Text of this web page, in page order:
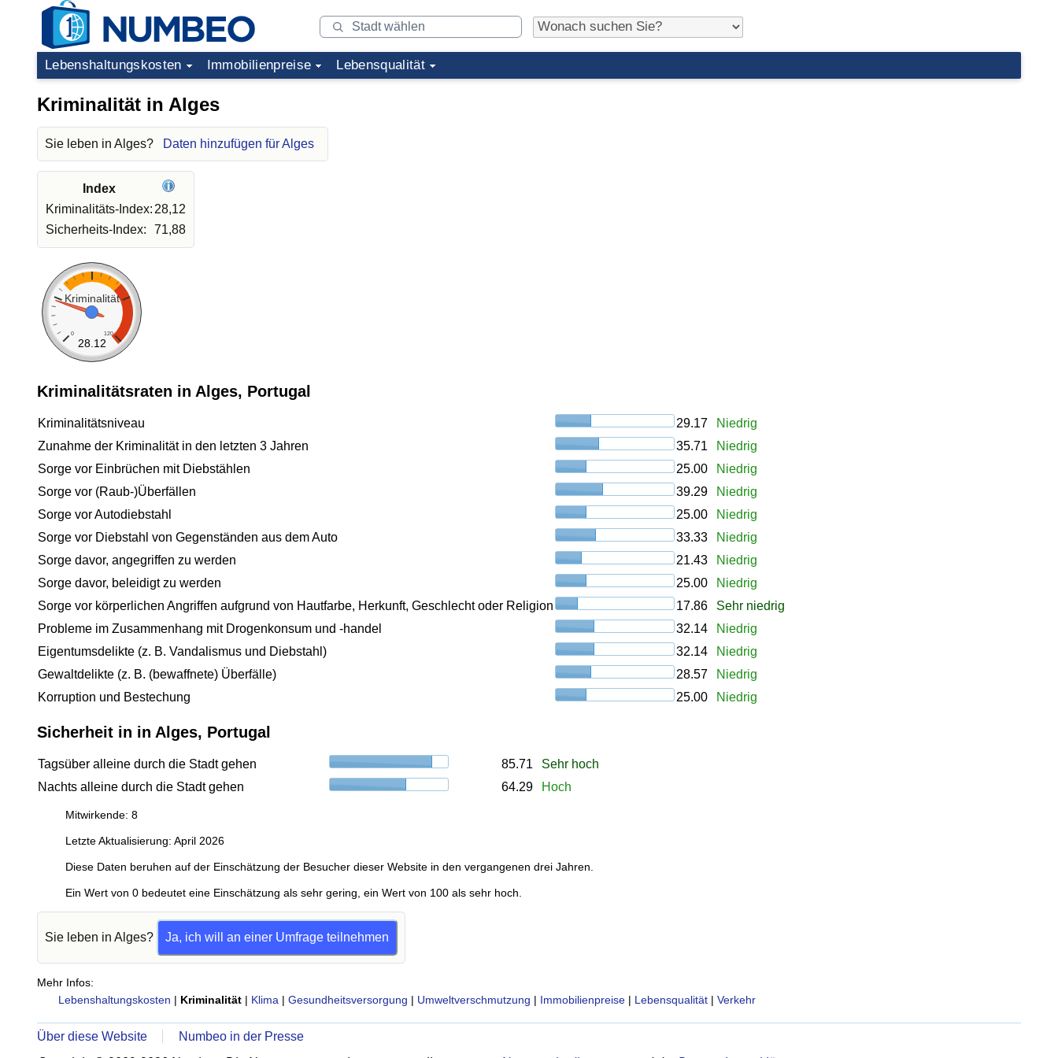
Lebenshaltungskosten Immobilienpreise Lebensqualität
Kriminalität in Alges
Sie leben in Alges? Daten hinzufügen für Alges
Index
Kriminalitäts-Index: 28,12
Sicherheits-Index:
71,88
Kriminalität
0 120
28.12
Kriminalitätsraten in Alges, Portugal
Kriminalitätsniveau 29.17
Niedrig
Zunahme der Kriminalität in den letzten 3 Jahren
35.71
Niedrig
Sorge vor Einbrüchen mit Diebstählen
25.00
Niedrig
Sorge vor (Raub-)Überfällen
39.29
Niedrig
Sorge vor Autodiebstahl
25.00
Niedrig
Sorge vor Diebstahl von Gegenständen aus dem Auto
33.33
Niedrig
Sorge davor, angegriffen zu werden
21.43
Niedrig
Sorge davor, beleidigt zu werden
25.00
Niedrig
Sorge vor körperlichen Angriffen aufgrund von Hautfarbe, Herkunft, Geschlecht oder Religion
17.86
Sehr niedrig
Probleme im Zusammenhang mit Drogenkonsum und -handel
32.14
Niedrig
Eigentumsdelikte (z. B. Vandalismus und Diebstahl)
32.14
Niedrig
Gewaltdelikte (z. B. (bewaffnete) Überfälle)
28.57
Niedrig
Korruption und Bestechung
25.00 Niedrig
Sicherheit in in Alges, Portugal
Tagsüber alleine durch die Stadt gehen 85.71
Sehr hoch
Nachts alleine durch die Stadt gehen
64.29 Hoch
Mitwirkende: 8
Letzte Aktualisierung: April 2026
Diese Daten beruhen auf der Einschätzung der Besucher dieser Website in den vergangenen drei Jahren.
Ein Wert von 0 bedeutet eine Einschätzung als sehr gering, ein Wert von 100 als sehr hoch.
Sie leben in Alges? Ja, ich will an einer Umfrage teilnehmen
Mehr Infos:
Lebenshaltungskosten | Kriminalität | Klima | Gesundheitsversorgung | Umweltverschmutzung | Immobilienpreise | Lebensqualität | Verkehr
Über diese Website
Numbeo in der Presse